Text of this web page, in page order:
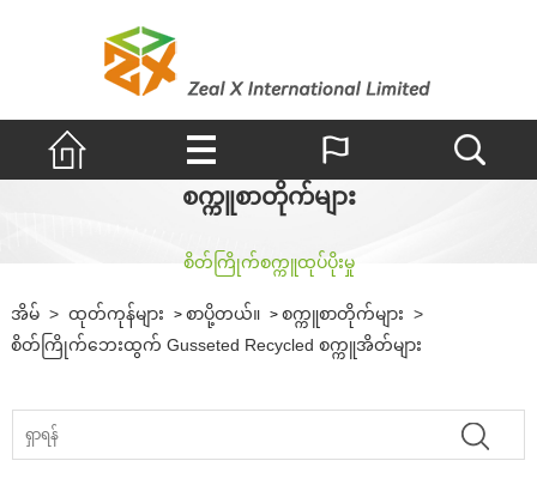
စက္ကူစာတိုက်များ
စိတ်ကြိုက်စက္ကူထုပ်ပိုးမှု
အိမ် > ထုတ်ကုန်များ > စာပို့တယ်။ > စက္ကူစာတိုက်များ >
စိတ်ကြိုက်ဘေးထွက် Gusseted Recycled စက္ကူအိတ်များ